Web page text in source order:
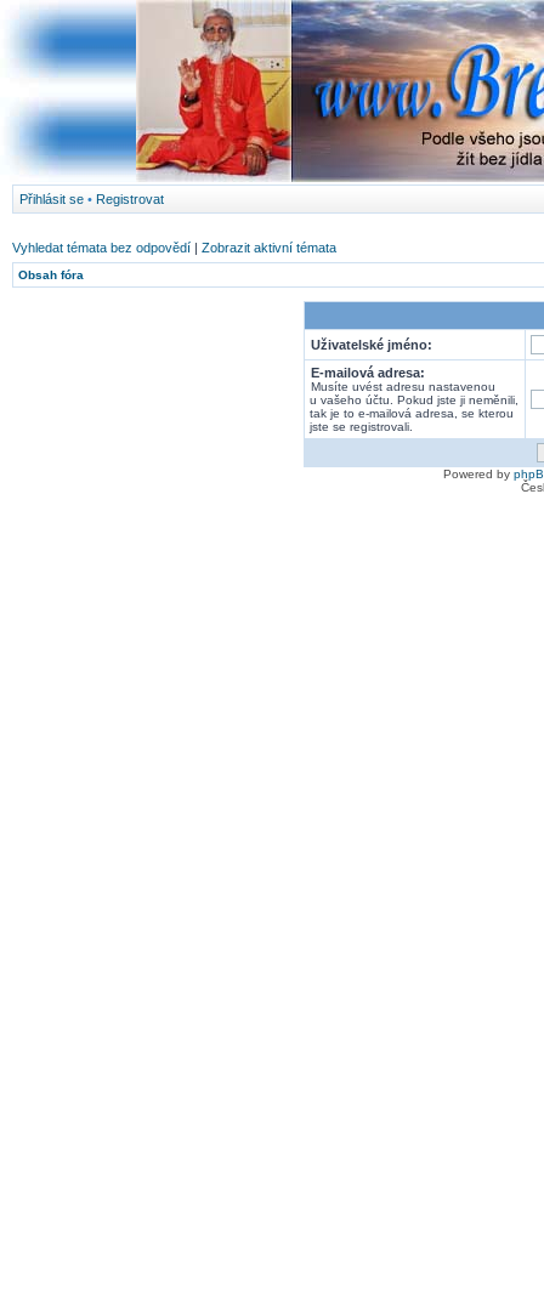
Přihlásit se • Registrovat
Vyhledat témata bez odpovědí | Zobrazit aktivní témata
Obsah fóra
Uživatelské jméno:
E-mailová adresa:
Musíte uvést adresu nastavenou
u vašeho účtu. Pokud jste ji neměnili,
tak je to e-mailová adresa, se kterou
jste se registrovali.
Powered by